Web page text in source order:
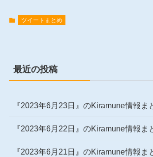
ツイートまとめ
最近の投稿
『2023年6月23日』のKiramune情報ま
『2023年6月22日』のKiramune情報ま
『2023年6月21日』のKiramune情報ま